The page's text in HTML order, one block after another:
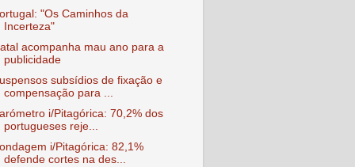
"Os Caminhos da
Incerteza"
acompanha mau ano para a
publicidade
subsídios de fixação e
compensação para ...
i/Pitagórica: 70,2% dos
portugueses reje...
i/Pitagórica: 82,1%
defende cortes na des...